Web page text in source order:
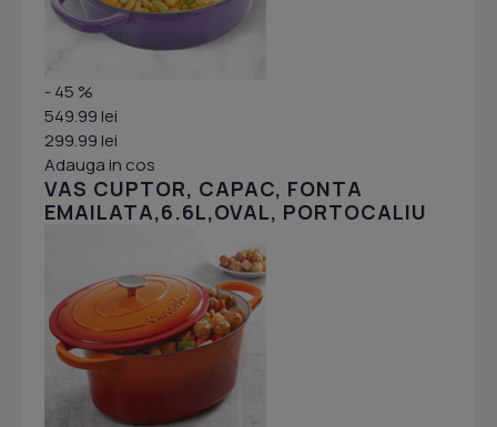
- 45 %
549.99 lei
299.99 lei
Adauga in cos
VAS CUPTOR, CAPAC, FONTA
EMAILATA,6.6L,OVAL, PORTOCALIU